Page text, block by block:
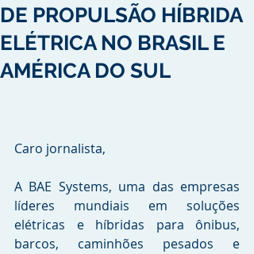
DE PROPULSÃO HÍBRIDA
ELÉTRICA NO BRASIL E
AMÉRICA DO SUL
Caro jornalista,
A BAE Systems, uma das empresas
líderes mundiais em soluções
elétricas e híbridas para ônibus,
barcos, caminhões pesados e